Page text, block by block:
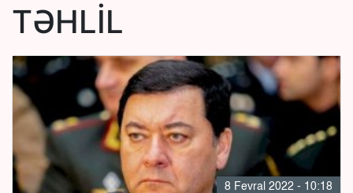
TƏHLİL
8 Fevral 2022 - 10:18